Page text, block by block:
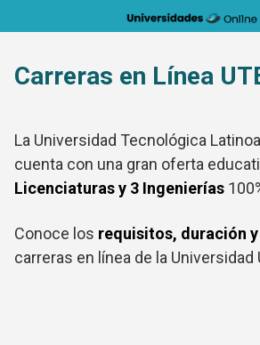
al
Carreras en Línea
La Universidad Tecnológica
cuenta con una gran oferta
Licenciaturas y 3 Ingenierías
Conoce los requisitos, duración
carreras en línea de la Universidad